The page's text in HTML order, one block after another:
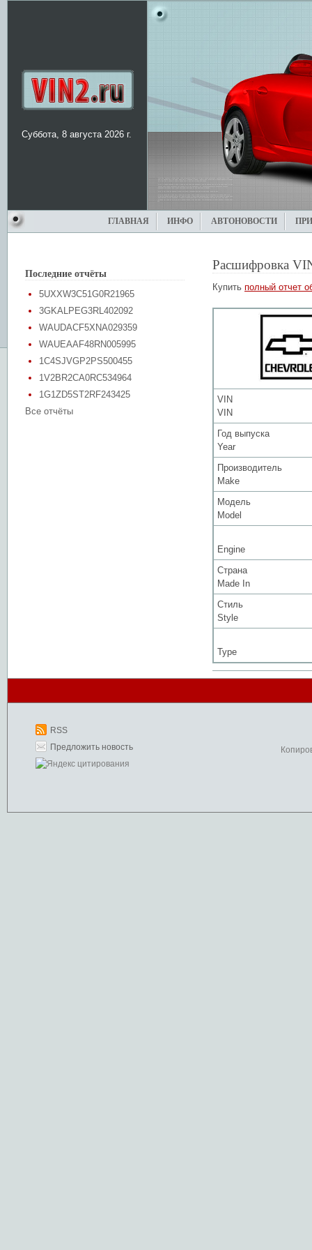
Суббота, 8 августа 2026 г.
ГЛАВНАЯ ИНФО АВТОНОВОСТИ
Последние отчёты
5UXXW3C51G0R21965
3GKALPEG3RL402092
WAUDACF5XNA029359
WAUEAAF48RN005995
1C4SJVGP2PS500455
1V2BR2CA0RC534964
1G1ZD5ST2RF243425
Все отчёты
Расшифровка
Купить полный отчет
VIN
VIN
Год выпуска
Year
Производитель
Make
Модель
Model
Engine
Страна
Made In
Стиль
Style
Type
RSS
Предложить новость